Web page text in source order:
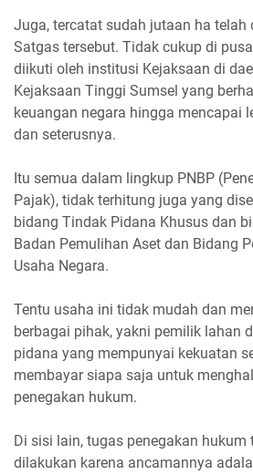
Juga, tercatat sudah jutaan ha telah
Satgas tersebut. Tidak cukup di
diikuti oleh institusi Kejaksaan di
Kejaksaan Tinggi Sumsel yang
keuangan negara hingga mencapai
dan seterusnya.
Itu semua dalam lingkup PNBP
Pajak), tidak terhitung juga yang
bidang Tindak Pidana Khusus dan
Badan Pemulihan Aset dan Bidang
Usaha Negara.
Tentu usaha ini tidak mudah dan
berbagai pihak, yakni pemilik lahan
pidana yang mempunyai kekuatan
membayar siapa saja untuk
penegakan hukum.
Di sisi lain, tugas penegakan hukum
dilakukan karena ancamannya